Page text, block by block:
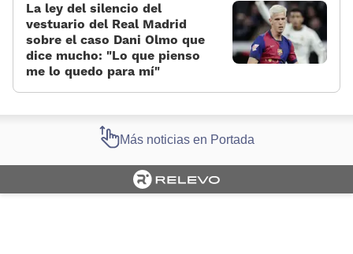
La ley del silencio del
vestuario del Real Madrid
sobre el caso Dani Olmo que
dice mucho: «Lo que pienso
me lo quedo para mí»
Más noticias en Portada